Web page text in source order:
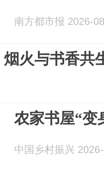
南方都市报 2026-
火与书香共
农家书屋“变
中国乡村振兴